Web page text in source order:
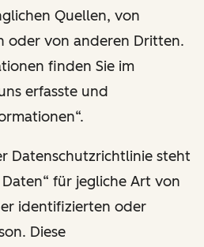
Quellen, von
oder von anderen Dritten.
finden Sie im
erfasste und
Datenschutzrichtlinie steht
für jegliche Art von
identifizierten oder
Diese